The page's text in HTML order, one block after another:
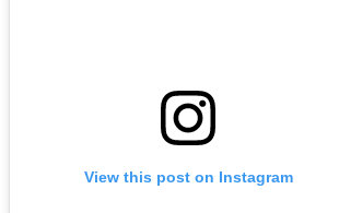
View this post on Instagram